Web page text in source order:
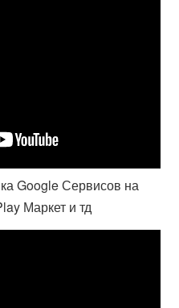
Google Сервисов на
Маркет и тд